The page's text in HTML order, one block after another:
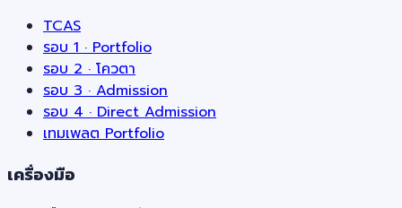
TCAS
รอบ 1 · Portfolio
รอบ 2 · โควตา
รอบ 3 · Admission
รอบ 4 · Direct Admission
เทมเพลต Portfolio
เครื่องมือ